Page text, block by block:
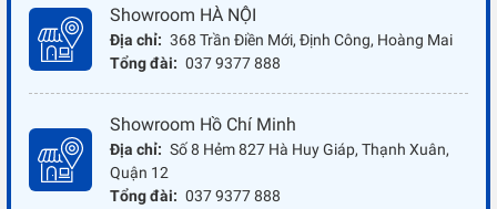
Showroom HÀ NỘI
Địa chỉ: 368 Trần Điền Mới, Định Công, Hoàng Mai
Tổng đài: 037 9377 888
Showroom Hồ Chí Minh
Địa chỉ: Số 8 Hẻm 827 Hà Huy Giáp, Thạnh Xuân,
Quận 12
Tổng đài: 037 9377 888